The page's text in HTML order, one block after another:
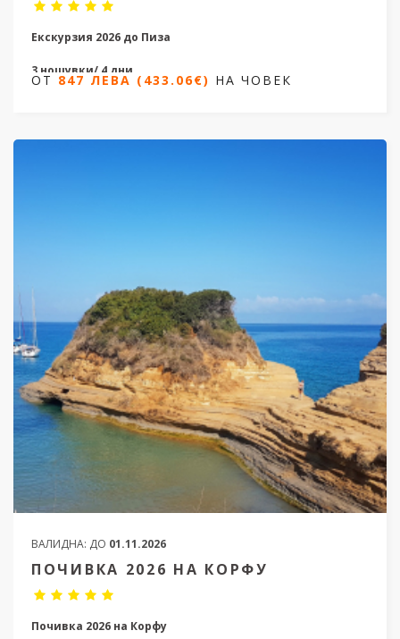
Екскурзия 2026 до Пиза
3 нощувки/ 4 дни
ОТ 847 ЛЕВА (433.06€) НА ЧОВЕК
ВАЛИДНА: ДО 01.11.2026
ПОЧИВКА 2026 НА КОРФУ
Почивка 2026 на Корфу